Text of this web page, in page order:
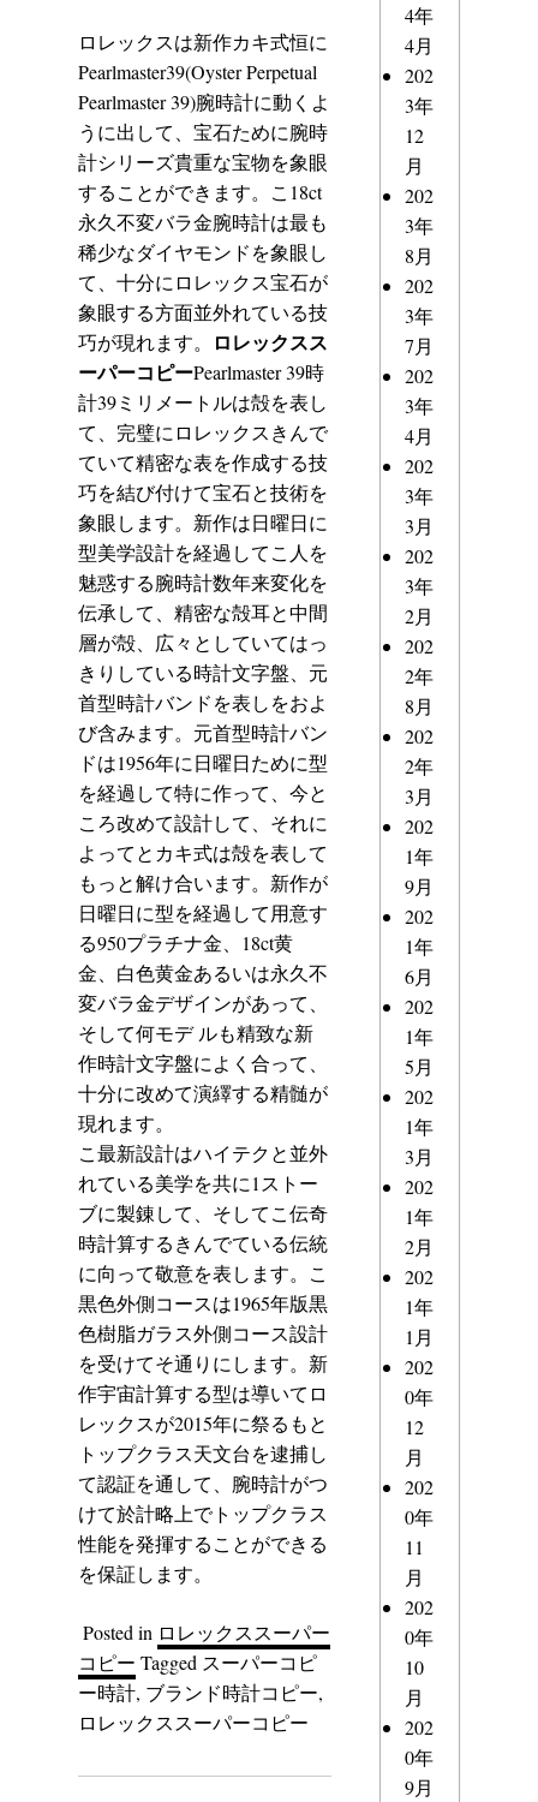
ロレックスは新作カキ式恒に
Pearlmaster39(Oyster Perpetual
Pearlmaster 39)腕時計に動くよ
うに出して、宝石ために腕時
計シリーズ貴重な宝物を象眼
することができます。こ18ct
永久不変バラ金腕時計は最も
稀少なダイヤモンドを象眼し
て、十分にロレックス宝石が
象眼する方面並外れている技
巧が現れます。
ロレックスス
ーパーコピーPearlmaster 39時
計39ミリメートルは殻を表し
て、完璧にロレックスきんで
ていて精密な表を作成する技
巧を結び付けて宝石と技術を
象眼します。新作は日曜日に
型美学設計を経過してこ人を
魅惑する腕時計数年来変化を
伝承して、精密な殻耳と中間
層が殻、広々としていてはっ
きりしている時計文字盤、元
首型時計バンドを表しをおよ
び含みます。元首型時計バン
ドは1956年に日曜日ために型
を経過して特に作って、今と
ころ改めて設計して、それに
よってとカキ式は殻を表して
もっと解け合います。新作が
日曜日に型を経過して用意す
る950プラチナ金、18ct黄
金、白色黄金あるいは永久不
変バラ金デザインがあって、
そして何モデ ルも精致な新
作時計文字盤によく合って、
十分に改めて演繹する精髄が
現れます。
こ最新設計はハイテクと並外
れている美学を共に1ストー
ブに製錬して、そしてこ伝奇
時計算するきんでている伝統
に向って敬意を表します。こ
黒色外側コースは1965年版黒
色樹脂ガラス外側コース設計
を受けてそ通りにします。新
作宇宙計算する型は導いてロ
レックスが2015年に祭るもと
トップクラス天文台を逮捕し
て認証を通して、腕時計がつ
けて於計略上でトップクラス
性能を発揮することができる
を保証します。
Posted in ロレックススーパー
コピー Tagged スーパーコピ
ー時計, ブランド時計コピー,
ロレックススーパーコピー
4年
4月
202
3年
12
月
202
3年
8月
202
3年
7月
202
3年
4月
202
3年
3月
202
3年
2月
202
2年
8月
202
2年
3月
202
1年
9月
202
1年
6月
202
1年
5月
202
1年
3月
202
1年
2月
202
1年
1月
202
0年
12
月
202
0年
11
月
202
0年
10
月
202
0年
9月